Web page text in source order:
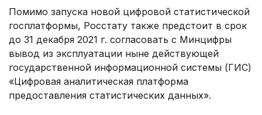
Помимо запуска новой цифровой статистической
госплатформы, Росстату также предстоит в срок
до 31 декабря 2021 г. согласовать с Минцифры
вывод из эксплуатации ныне действующей
государственной информационной системы (ГИС)
«Цифровая аналитическая платформа
предоставления статистических данных».